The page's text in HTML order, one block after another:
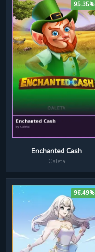
95.35%
Enchanted Cash
Caleta
96.49%